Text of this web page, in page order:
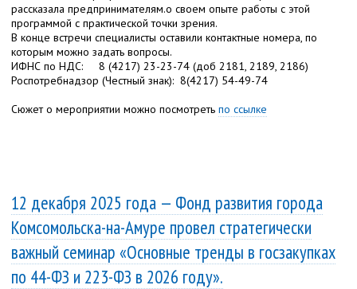
рассказала предпринимателям.о своем опыте работы с этой
программой с практической точки зрения.
В конце встречи специалисты оставили контактные номера, по
которым можно задать вопросы.
ИФНС по НДС: 8 (4217) 23-23-74 (доб 2181, 2189, 2186)
Роспотребнадзор (Честный знак): 8(4217) 54-49-74
Сюжет о мероприятии можно посмотреть по ссылке
12 декабря 2025 года — Фонд развития города
Комсомольска-на-Амуре провел стратегически
важный семинар «Основные тренды в госзакупках
по 44-ФЗ и 223-ФЗ в 2026 году».